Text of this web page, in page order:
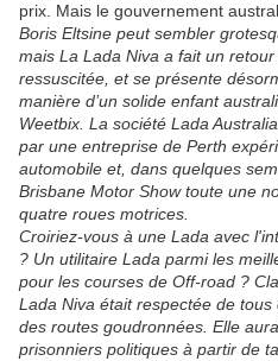
prix. Mais le gouvernement
Boris Eltsine peut sembler
mais La Lada Niva a fait un
ressuscitée, et se présente
manière d’un solide enfant
Weetbix. La société Lada
par une entreprise de Perth
automobile et, dans quelques
Brisbane Motor Show toute une
quatre roues motrices.
Croiriez-vous à une Lada avec
? Un utilitaire Lada parmi les
pour les courses de Off-road ?
Lada Niva était respectée de tous
des routes goudronnées. Elle
prisonniers politiques à partir de